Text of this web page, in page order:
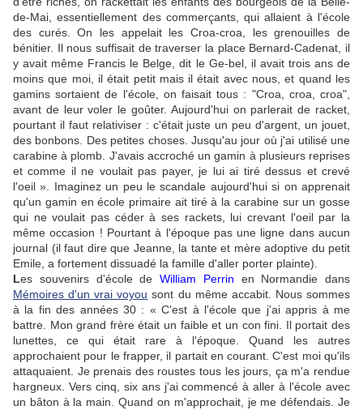
de-Mai, essentiellement des commerçants, qui allaient à l'école
des curés. On les appelait les Croa-croa, les grenouilles de
bénitier. Il nous suffisait de traverser la place Bernard-Cadenat, il
y avait même Francis le Belge, dit le Ge-bel, il avait trois ans de
moins que moi, il était petit mais il était avec nous, et quand les
gamins sortaient de l'école, on faisait tous : "Croa, croa, croa",
avant de leur voler le goûter. Aujourd'hui on parlerait de racket,
pourtant il faut relativiser : c'était juste un peu d'argent, un jouet,
des bonbons. Des petites choses. Jusqu'au jour où j'ai utilisé une
carabine à plomb. J'avais accroché un gamin à plusieurs reprises
et comme il ne voulait pas payer, je lui ai tiré dessus et crevé
l'oeil». Imaginez un peu le scandale aujourd'hui si on apprenait
qu'un gamin en école primaire ait tiré à la carabine sur un gosse
qui ne voulait pas céder à ses rackets, lui crevant l'oeil par la
même occasion ! Pourtant à l'époque pas une ligne dans aucun
journal (il faut dire que Jeanne, la tante et mère adoptive du petit
Emile, a fortement dissuadé la famille d'aller porter plainte).
Les souvenirs d'école de William Perrin en Normandie dans
Mémoires d'un vrai voyou sont du même accabit. Nous sommes
à la fin des années 30 : « C'est à l'école que j'ai appris à me
battre. Mon grand frère était un faible et un con fini. Il portait des
lunettes, ce qui était rare à l'époque. Quand les autres
approchaient pour le frapper, il partait en courant. C'est moi qu'ils
attaquaient. Je prenais des roustes tous les jours, ça m'a rendue
hargneux. Vers cinq, six ans j'ai commencé à aller à l'école avec
un bâton à la main. Quand on m'approchait, je me défendais. Je